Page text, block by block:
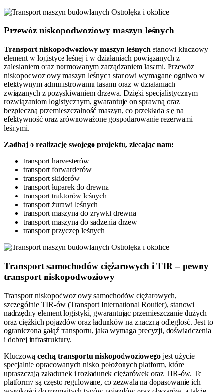
Przewóz niskopodwoziowy maszyn leśnych
Transport niskopodwoziowy maszyn leśnych stanowi kluczowy
element w logistyce leśnej i w działaniach powiązanych z
zalesianiem oraz normowanym zarządzaniem lasami. Przewóz
niskopodwoziowy maszyn leśnych stanowi wymagane ogniwo w
efektywnym administrowaniu lasami oraz w działaniach
związanych z pozyskiwaniem drzewa. Dzięki specjalistycznym
rozwiązaniom logistycznym, gwarantuje on sprawną oraz
bezpieczną przemieszczalność maszyn, co przekłada się na
efektywność oraz zrównoważone gospodarowanie rezerwami
leśnymi.
Zadbaj o realizację swojego projektu, zlecając nam:
transport harvesterów
transport forwarderów
transport skiderów
transport łuparek do drewna
transport traktorów leśnych
transport żurawi leśnych
transport maszyna do zrywki drewna
transport maszyna do sadzenia drzew
transport przyczep leśnych
Transport samochodów ciężarowych i TIR – pewny
transport niskopodwoziowy
Transport niskopodwoziowy samochodów ciężarowych,
szczególnie TIR-ów (Transport International Routier), stanowi
nadrzędny element logistyki, gwarantując przemieszczanie dużych
oraz ciężkich pojazdów oraz ładunków na znaczną odległość. Jest to
ograniczona gałąź transportu, jaka wymaga precyzji, doświadczenia
i dobrej infrastruktury.
Kluczową cechą transportu niskopodwoziowego jest użycie
specjalnie opracowanych nisko położonych platform, które
upraszczają załadunek i rozładunek ciężarówek oraz TIR-ów. Te
platformy są często regulowane, co zezwala na dopasowanie ich